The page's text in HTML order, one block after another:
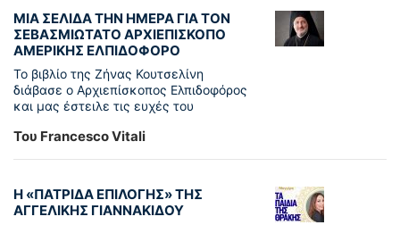
ΜΙΑ ΣΕΛΙΔΑ ΤΗΝ ΗΜΕΡΑ ΓΙΑ ΤΟΝ
ΣΕΒΑΣΜΙΩΤΑΤΟ ΑΡΧΙΕΠΙΣΚΟΠΟ
ΑΜΕΡΙΚΗΣ ΕΛΠΙΔΟΦΟΡΟ
Το βιβλίο της Ζήνας Κουτσελίνη
διάβασε ο Αρχιεπίσκοπος Ελπιδοφόρος
και μας έστειλε τις ευχές του
Του Francesco Vitali
Η «ΠΑΤΡΊΔΑ ΕΠΙΛΟΓΉΣ» ΤΗΣ
ΑΓΓΕΛΙΚΉΣ ΓΙΑΝΝΑΚΊΔΟΥ